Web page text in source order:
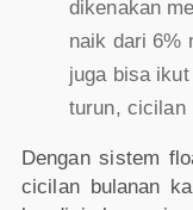
dikenakan
naik dari 6%
juga bisa
turun, cicilan
Dengan sistem
cicilan bulanan